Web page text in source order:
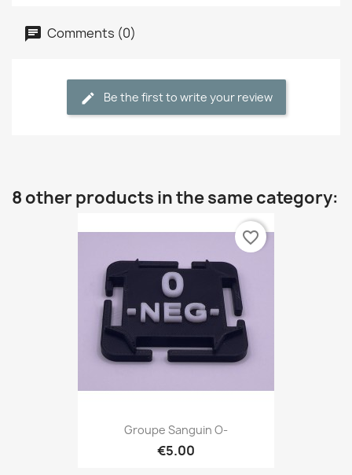
Comments (0)
Be the first to write your review
8 other products in the same category:
Groupe Sanguin O-
€5.00
favorite_border